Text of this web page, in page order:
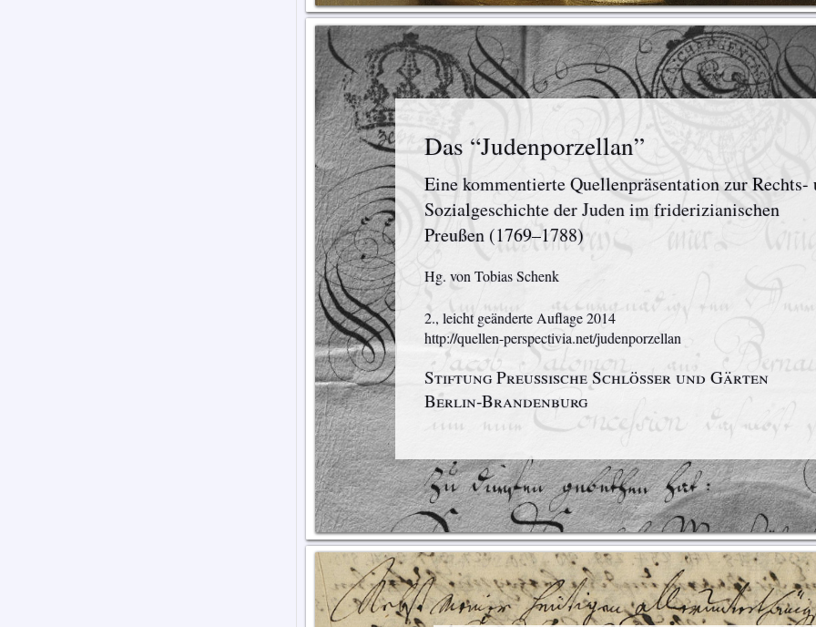
Das “Judenporzellan”
Eine kommentierte Quellenpräsentation zur Rechts-
Sozialgeschichte der Juden im friderizianischen
Preußen (1769–1788)
Hg. von Tobias Schenk
2., leicht geänderte Auflage2014
http://quellen-perspectivia.net/judenporzellan
Stiftung Preußische Schlösser und Gärten
Berlin‑Brandenburg